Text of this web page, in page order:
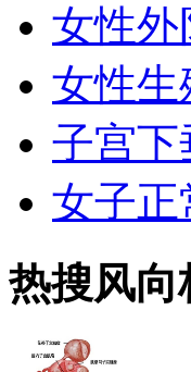
女性外
女性生
子宫下
女子正
热搜风向